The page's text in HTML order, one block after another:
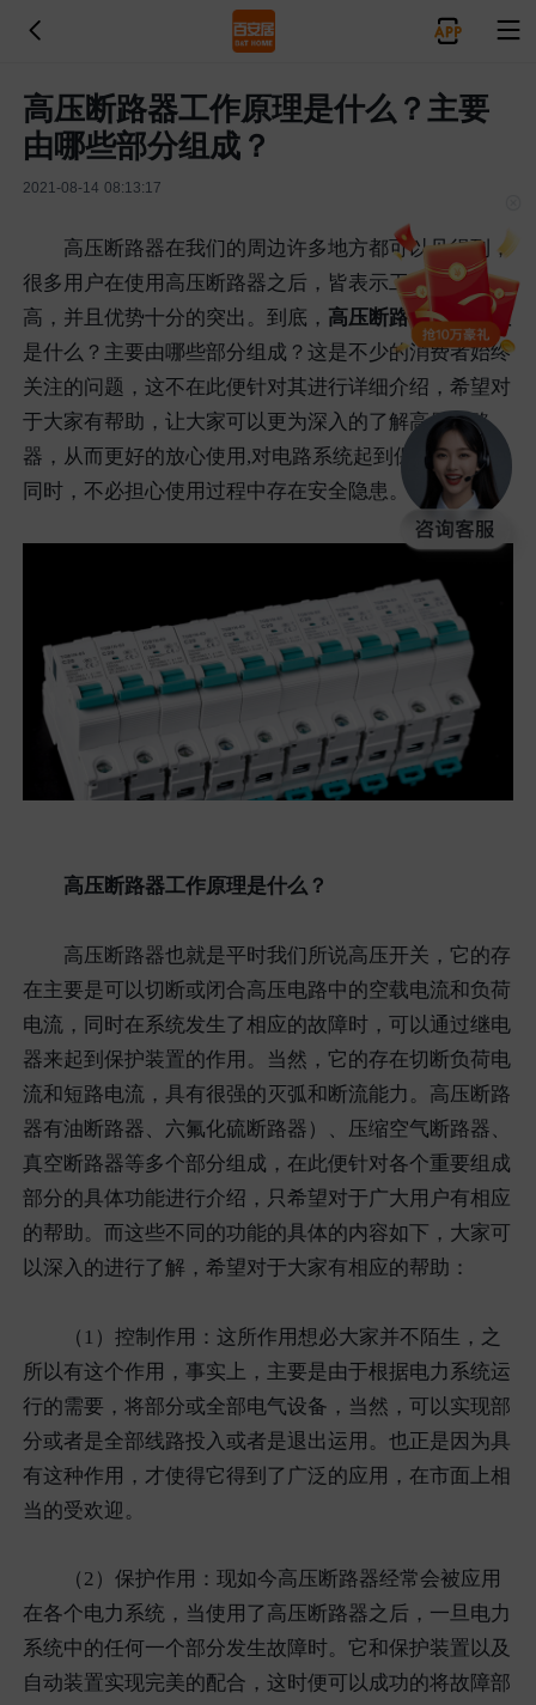
高压断路器工作原理是什么？主要
由哪些部分组成？
2021-08-14 08:13:17
高压断路器在我们的周边许多地方都可以见得到，
很多用户在使用高压断路器之后，皆表示工作效率很
高，并且优势十分的突出。到底， 高压断路器工作原理
是什么？主要由哪些部分组成？这是不少的消费者始终
关注的问题，这不在此便针对其进行详细介绍，希望对
于大家有帮助，让大家可以更为深入的了解高压断路
器，从而更好的放心使用,对电路系统起到保护作用的
同时，不必担心使用过程中存在安全隐患。
高压断路器工作原理是什么？
高压断路器也就是平时我们所说高压开关，它的存
在主要是可以切断或闭合高压电路中的空载电流和负荷
电流，同时在系统发生了相应的故障时，可以通过继电
器来起到保护装置的作用。当然，它的存在切断负荷电
流和短路电流，具有很强的灭弧和断流能力。高压断路
器有油断路器、六氟化硫断路器）、压缩空气断路器、
真空断路器等多个部分组成，在此便针对各个重要组成
部分的具体功能进行介绍，只希望对于广大用户有相应
的帮助。而这些不同的功能的具体的内容如下，大家可
以深入的进行了解，希望对于大家有相应的帮助：
（1）控制作用：这所作用想必大家并不陌生，之
所以有这个作用，事实上，主要是由于根据电力系统运
行的需要，将部分或全部电气设备，当然，可以实现部
分或者是全部线路投入或者是退出运用。也正是因为具
有这种作用，才使得它得到了广泛的应用，在市面上相
当的受欢迎。
（2）保护作用：现如今高压断路器经常会被应用
在各个电力系统，当使用了高压断路器之后，一旦电力
系统中的任何一个部分发生故障时。它和保护装置以及
自动装置实现完美的配合，这时便可以成功的将故障部